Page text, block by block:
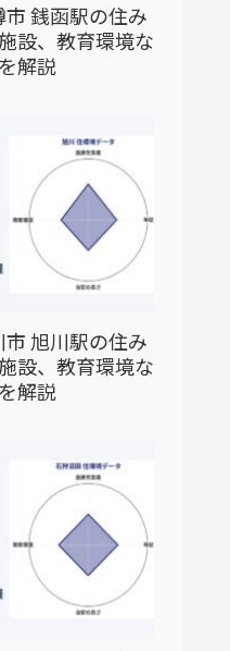
市 銭函駅の住み
設、教育環境な
解説
市 旭川駅の住み
設、教育環境な
解説